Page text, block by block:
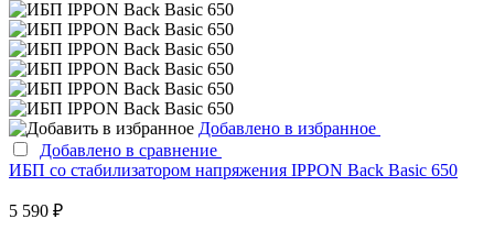
Добавлено в избранное
Добавлено в сравнение
ИБП со стабилизатором напряжения IPPON Back Basic 650
5 590 ₽